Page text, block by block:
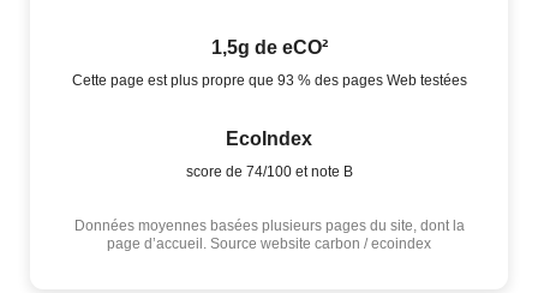
1,5g de eCO²
Cette page est plus propre que 93 % des pages Web testées
EcoIndex
score de 74/100 et note B
Données moyennes basées plusieurs pages du site, dont la
page d’accueil. Source website carbon / ecoindex